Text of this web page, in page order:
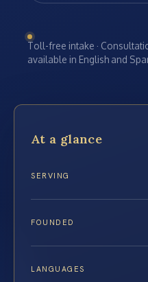
Toll-free intake ·
available in English and
At a glance
SERVING
FOUNDED
LANGUAGES